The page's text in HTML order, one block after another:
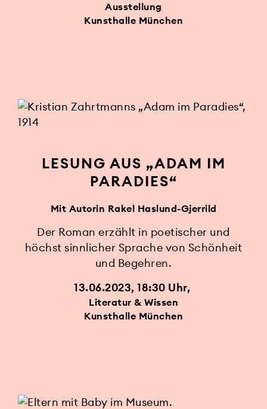
Ausstellung
Kunsthalle München
LESUNG AUS „ADAM IM
PARADIES“
Mit Autorin Rakel Haslund-Gjerrild
Der Roman erzählt in poetischer und
höchst sinnlicher Sprache von Schönheit
und Begehren.
13.06.2023, 18:30 Uhr
Literatur & Wissen
Kunsthalle München